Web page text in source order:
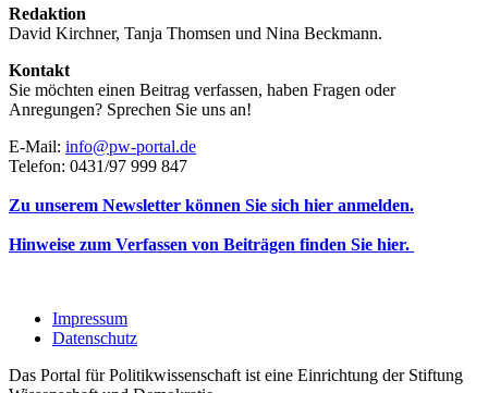
Redaktion
David Kirchner, Tanja Thomsen und Nina Beckmann.
Kontakt
Sie möchten einen Beitrag verfassen, haben Fragen oder
Anregungen? Sprechen Sie uns an!
E-Mail: info@pw-portal.de
Telefon: 0431/97 999 847
Zu unserem Newsletter können Sie sich hier anmelden.
Hinweise zum Verfassen von Beiträgen finden Sie hier.
Impressum
Datenschutz
Das Portal für Politikwissenschaft ist eine Einrichtung der Stiftung